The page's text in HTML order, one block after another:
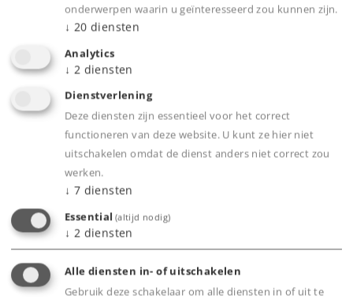
Product
Productinfo
Bijbehorende producten
onderwerpen waarin u geïnteresseerd zou kunnen zijn.
↓ 20 diensten
Analytics
↓ 2 diensten
Dienstverlening
Deze diensten zijn essentieel voor het correct
functioneren van deze website. U kunt ze hier niet
uitschakelen omdat de dienst anders niet correct zou
werken.
↓ 7 diensten
Essential (altijd nodig)
↓ 2 diensten
Alle diensten in- of uitschakelen
Gebruik deze schakelaar om alle diensten in of uit te